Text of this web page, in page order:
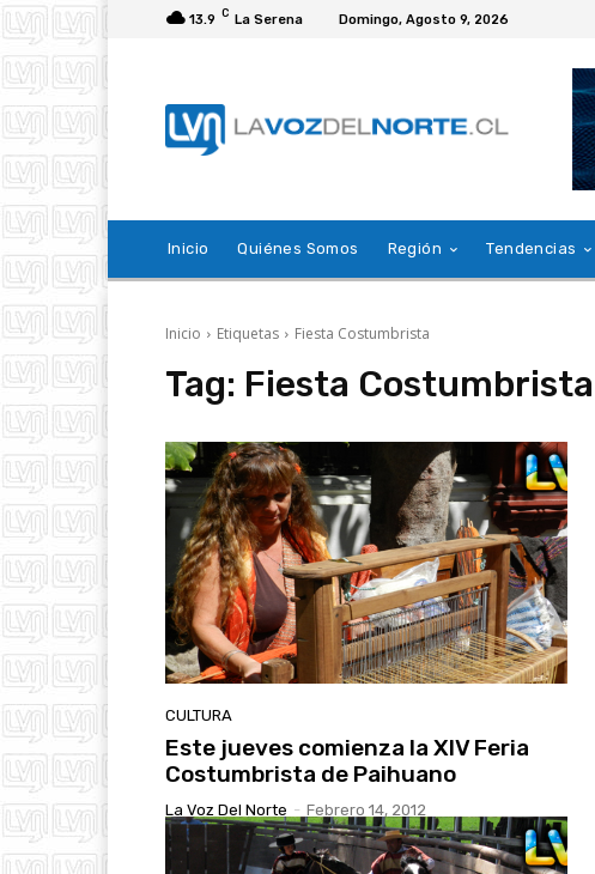
13.9 C La Serena Domingo, Agosto 9, 2026
Inicio Quiénes Somos Región Tendencias
Inicio Etiquetas Fiesta Costumbrista
Tag: Fiesta Costumbrista
CULTURA
Este jueves comienza la XIV Feria
Costumbrista de Paihuano
La Voz Del Norte - Febrero 14, 2012